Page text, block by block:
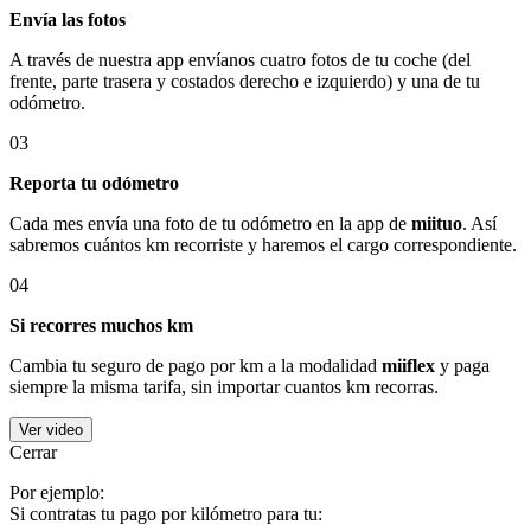
Envía las fotos
A través de nuestra app envíanos cuatro fotos de tu coche (del
frente, parte trasera y costados derecho e izquierdo) y una de tu
odómetro.
03
Reporta tu odómetro
Cada mes envía una foto de tu odómetro en la app de miituo. Así
sabremos cuántos km recorriste y haremos el cargo correspondiente.
04
Si recorres muchos km
Cambia tu seguro de pago por km a la modalidad miiflex y paga
siempre la misma tarifa, sin importar cuantos km recorras.
Ver video
Cerrar
Por ejemplo:
Si contratas tu pago por kilómetro para tu: